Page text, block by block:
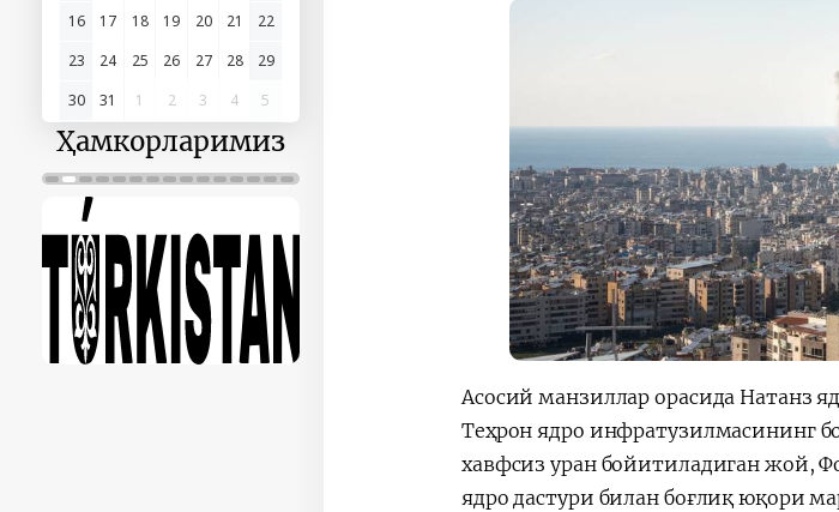
16
17 18 19 20 21
22
23
24 25 26 27 28
29
30
31 1 2 3 4 5
Ҳамкорларимиз
Асосий манзиллар орасида Натанз
Теҳрон ядро инфратузилмасининг
хавфсиз уран бойитиладиган жой,
ядро дастури билан боғлиқ юқори